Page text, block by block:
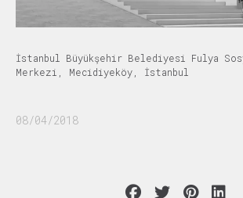
İstanbul Büyükşehir Belediyesi Fulya
Merkezi, Mecidiyeköy, İstanbul
08/04/2018